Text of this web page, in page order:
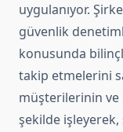
uygulanıyor.
güvenlik
konusunda
takip etmelerini
müşterilerinin ve
şekilde